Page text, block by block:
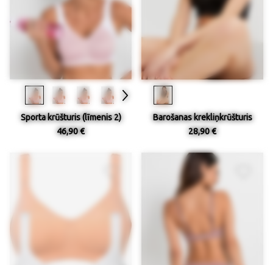
Sporta krūšturis (līmenis 2)
46,90 €
Barošanas krekliņkrūšturis
28,90 €